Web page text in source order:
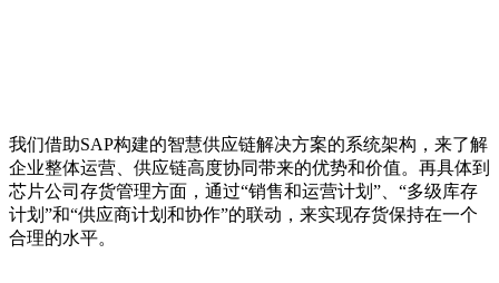
我们借助SAP构建的智慧供应链解决方案的系统架构，来了解
企业整体运营、供应链高度协同带来的优势和价值。再具体到
芯片公司存货管理方面，通过“销售和运营计划”、“多级库存
计划”和“供应商计划和协作”的联动，来实现存货保持在一个
合理的水平。